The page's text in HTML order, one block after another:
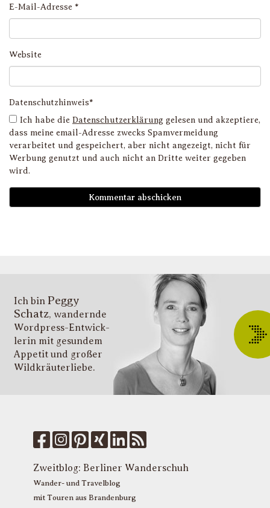
E-Mail-Adresse *
Website
Datenschutzhinweis*
Ich habe die Datenschutzerklärung gelesen und akzeptiere,
dass meine email-Adresse zwecks Spamvermeidung
verarbeitet und gespeichert, aber nicht angezeigt, nicht für
Werbung genutzt und auch nicht an Dritte weiter gegeben
wird.
Ich bin Peggy
Schatz, wandernde
Wordpress-Entwick­
lerin mit gesundem
Appetit und großer
Wildkräuter­liebe.
Zweitblog: Berliner Wanderschuh
Wander- und Travelblog
mit Touren aus Brandenburg